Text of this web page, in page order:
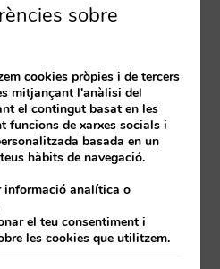
sobre
cookies pròpies i de tercers
mitjançant l'anàlisi del
el contingut basat en les
funcions de xarxes socials i
basada en un
hàbits de navegació.
informació analítica o
el teu consentiment i
les cookies que utilitzem.